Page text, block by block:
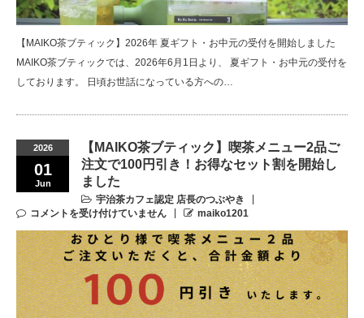
【MAIKO茶ブティック】2026年 夏ギフト・お中元の受付を開始しました
MAIKO茶ブティックでは、2026年6月1日より、 夏ギフト・お中元の受付を
しております。 日頃お世話になっている方への…
2026
01
Jun
【MAIKO茶ブティック】喫茶メニュー2品ご
注文で100円引き！お得なセット割を開始し
ました
宇治茶カフェ認定 店長のつぶやき
コメントを受け付けていません
maiko1201